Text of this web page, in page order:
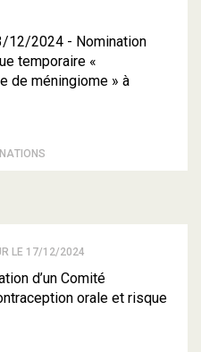
12/2024 - Nomination
temporaire «
de méningiome » à
LE 17/12/2024
d’un Comité
orale et risque